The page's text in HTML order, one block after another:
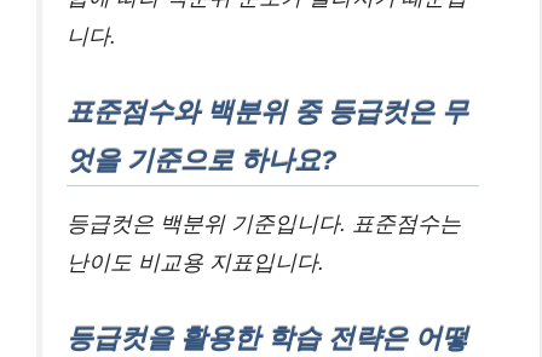
니다.
표준점수와 백분위 중 등급컷은 무
엇을 기준으로 하나요?
등급컷은 백분위 기준입니다. 표준점수는
난이도 비교용 지표입니다.
등급컷을 활용한 학습 전략은 어떻